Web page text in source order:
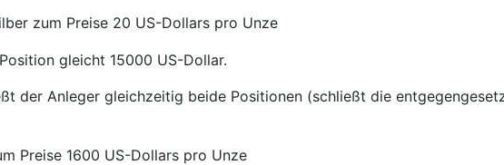
zum Preise 20 US-Dollars pro Unze
gleicht 15000 US-Dollar.
der Anleger gleichzeitig beide Positionen (schließt die
Preise 1600 US-Dollars pro Unze